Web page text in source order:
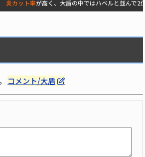
炎カット率が高く、大盾の中ではハベルと並んで2
コメント/大盾